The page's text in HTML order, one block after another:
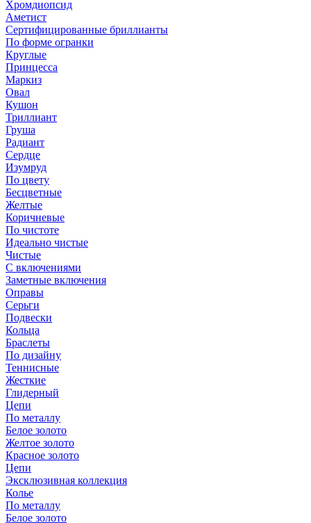
Хромдиопсид
Аметист
Сертифицированные бриллианты
По форме огранки
Круглые
Принцесса
Маркиз
Овал
Кушон
Триллиант
Груша
Радиант
Сердце
Изумруд
По цвету
Бесцветные
Желтые
Коричневые
По чистоте
Идеально чистые
Чистые
С включениями
Заметные включения
Оправы
Серьги
Подвески
Кольца
Браслеты
По дизайну
Теннисные
Жесткие
Глидерный
Цепи
По металлу
Белое золото
Желтое золото
Красное золото
Цепи
Эксклюзивная коллекция
Колье
По металлу
Белое золото